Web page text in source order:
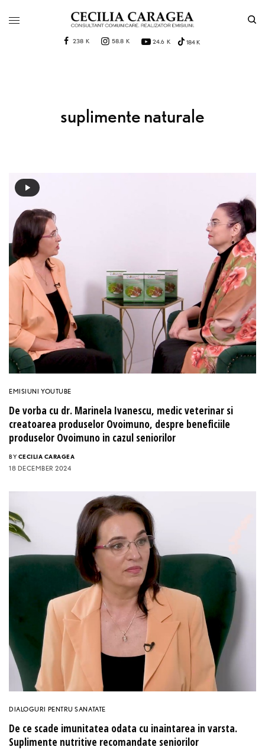
238 K 58.8 K 24.6 K 184 K
suplimente naturale
EMISIUNI YOUTUBE
De vorba cu dr. Marinela Ivanescu, medic veterinar si
creatoarea produselor Ovoimuno, despre beneficiile
produselor Ovoimuno in cazul seniorilor
BY CECILIA CARAGEA
18 DECEMBER 2024
DIALOGURI PENTRU SANATATE
De ce scade imunitatea odata cu inaintarea in varsta.
Suplimente nutritive recomandate seniorilor